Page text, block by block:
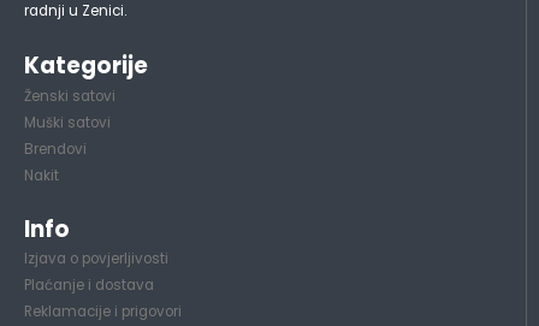
radnji u Zenici.
Kategorije
Ženski satovi
Muški satovi
Brendovi
Nakit
Info
Izjava o povjerljivosti
Plaćanje i dostava
Reklamacije i prigovori